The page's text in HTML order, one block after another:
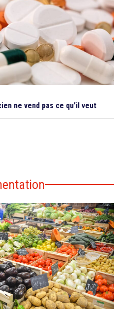
ne vend pas ce qu’il veut